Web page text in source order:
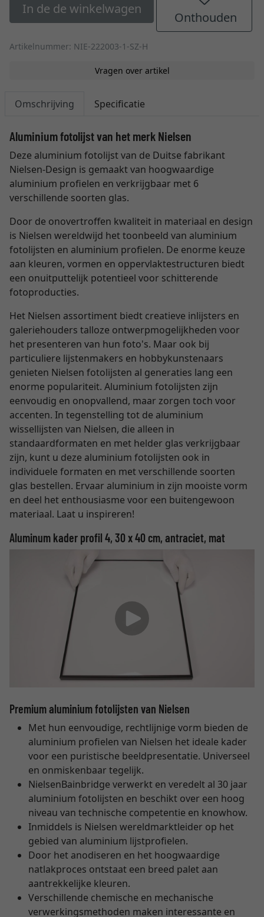
In de de winkelwagen
Onthouden
Artikelnummer: NIE-222003-1-SZ-H
Vragen over artikel
Omschrijving Specificatie
Aluminium fotolijst van het merk Nielsen
Deze aluminium fotolijst van de Duitse fabrikant
Nielsen-Design is gemaakt van hoogwaardige
aluminium profielen en verkrijgbaar met 6
verschillende soorten glas.
Door de onovertroffen kwaliteit in materiaal en design
is Nielsen wereldwijd het toonbeeld van aluminium
fotolijsten en aluminium profielen. De enorme keuze
aan kleuren, vormen en oppervlaktestructuren biedt
een onuitputtelijk potentieel voor schitterende
fotoproducties.
Het Nielsen assortiment biedt creatieve inlijsters en
galeriehouders talloze ontwerpmogelijkheden voor
het presenteren van hun foto's. Maar ook bij
particuliere lijstenmakers en hobbykunstenaars
genieten Nielsen fotolijsten al generaties lang een
enorme populariteit. Aluminium fotolijsten zijn
eenvoudig en onopvallend, maar zorgen toch voor
accenten. In tegenstelling tot de aluminium
wissellijsten van Nielsen, die alleen in
standaardformaten en met helder glas verkrijgbaar
zijn, kunt u deze aluminium fotolijsten ook in
individuele formaten en met verschillende soorten
glas bestellen. Ervaar aluminium in zijn mooiste vorm
en deel het enthousiasme voor een buitengewoon
materiaal. Laat u inspireren!
Aluminum kader profil 4, 30 x 40 cm, antraciet, mat
Premium aluminium fotolijsten van Nielsen
Met hun eenvoudige, rechtlijnige vorm bieden de
aluminium profielen van Nielsen het ideale kader
voor een puristische beeldpresentatie. Universeel
en onmiskenbaar tegelijk.
NielsenBainbridge verwerkt en veredelt al 30 jaar
aluminium fotolijsten en beschikt over een hoog
niveau van technische competentie en knowhow.
Inmiddels is Nielsen wereldmarktleider op het
gebied van aluminium lijstprofielen.
Door het anodiseren en het hoogwaardige
natlakproces ontstaat een breed palet aan
aantrekkelijke kleuren.
Verschillende chemische en mechanische
verwerkingsmethoden maken interessante en